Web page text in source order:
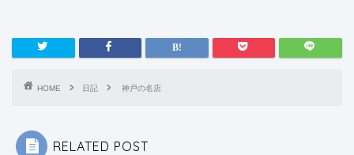
HOME 日記 神戸の名店
RELATED POST